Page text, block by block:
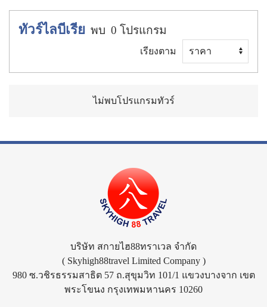
ทัวร์ไลบีเรีย พบ 0 โปรแกรม
เรียงตาม
ไม่พบโปรแกรมทัวร์
บริษัท สกายไฮ88ทราเวล จำกัด
( Skyhigh88travel Limited Company )
980 ซ.วชิรธรรมสาธิต 57 ถ.สุขุมวิท 101/1 แขวงบางจาก เขต
พระโขนง กรุงเทพมหานคร 10260